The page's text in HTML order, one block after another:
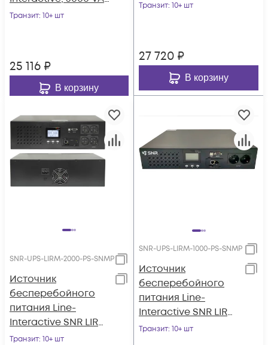
без встроенных АКБ
Транзит: 10+ шт
25 116 ₽
В корзину
3000ВА/2400Вт (PF-
Транзит: 10+ шт
27 720 ₽
В корзину
SNR-UPS-LIRM-2000-PS-SNMP
Источник
бесперебойного
питания Line-
Interactive SNR LIRM
2000ВА/1600Вт (PF-
Транзит: 10+ шт
SNR-UPS-LIRM-1000-PS-SNMP
Источник
бесперебойного
питания Line-
Interactive SNR LIRM
1000ВА/800Вт (PF-
Транзит: 10+ шт